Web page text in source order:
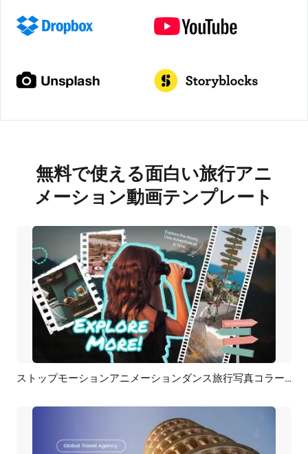
無料で使える面白い旅行アニ
メーション動画テンプレート
プレビュー AI再生成 ストップモーションアニメーションダンス旅行写真コラージュスライドショー